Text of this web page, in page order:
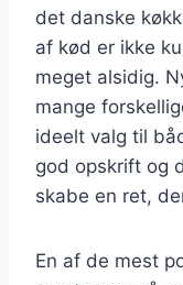
det danske
af kød er ikke
meget alsidig.
mange
ideelt valg til
god opskrift og
skabe en ret,
En af de mest